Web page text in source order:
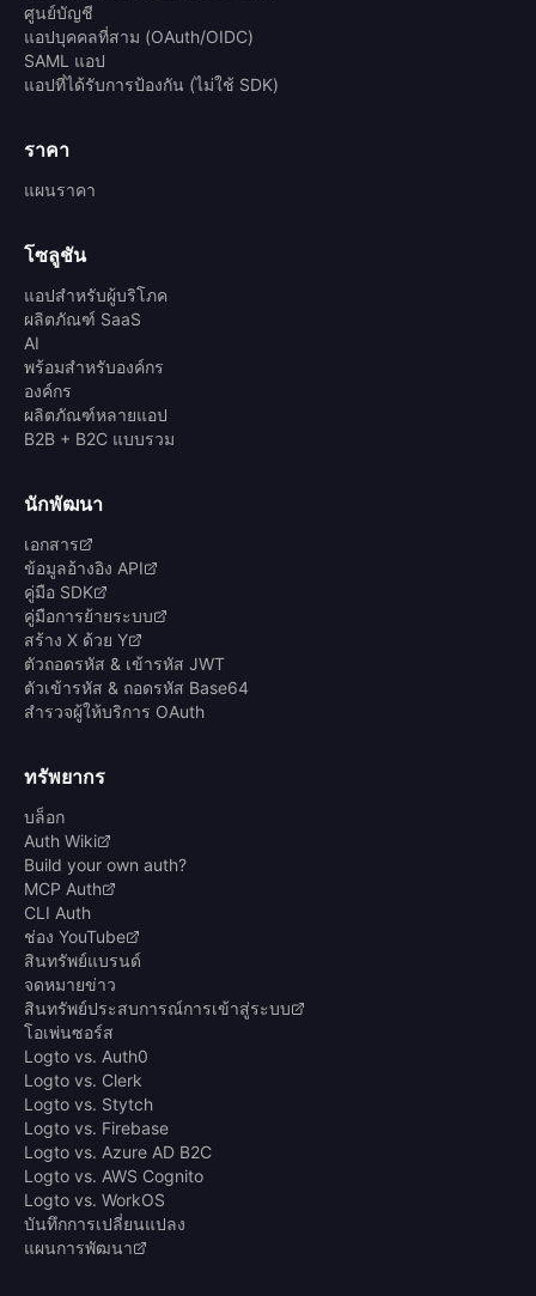
ศูนย์บัญชี
แอปบุคคลที่สาม (OAuth/OIDC)
SAML แอป
แอปที่ได้รับการป้องกัน (ไม่ใช้ SDK)
ราคา
แผนราคา
โซลูชัน
แอปสำหรับผู้บริโภค
ผลิตภัณฑ์ SaaS
AI
พร้อมสำหรับองค์กร
องค์กร
ผลิตภัณฑ์หลายแอป
B2B + B2C แบบรวม
นักพัฒนา
เอกสาร
ข้อมูลอ้างอิง API
คู่มือ SDK
คู่มือการย้ายระบบ
สร้าง X ด้วย Y
ตัวถอดรหัส & เข้ารหัส JWT
ตัวเข้ารหัส & ถอดรหัส Base64
สำรวจผู้ให้บริการ OAuth
ทรัพยากร
บล็อก
Auth Wiki
Build your own auth?
MCP Auth
CLI Auth
ช่อง YouTube
สินทรัพย์แบรนด์
จดหมายข่าว
สินทรัพย์ประสบการณ์การเข้าสู่ระบบ
โอเพ่นซอร์ส
Logto vs. Auth0
Logto vs. Clerk
Logto vs. Stytch
Logto vs. Firebase
Logto vs. Azure AD B2C
Logto vs. AWS Cognito
Logto vs. WorkOS
บันทึกการเปลี่ยนแปลง
แผนการพัฒนา